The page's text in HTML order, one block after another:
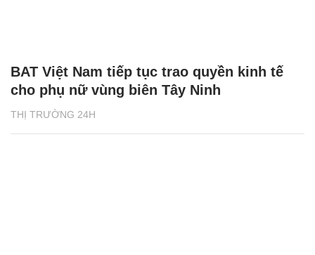
THỊ TRƯỜNG 24H
BAT Việt Nam tiếp tục trao quyền kinh tế
cho phụ nữ vùng biên Tây Ninh